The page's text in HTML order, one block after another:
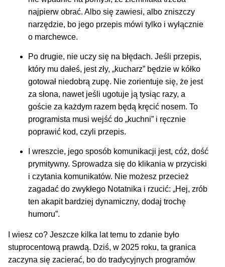
najpierw obrać. Albo się zawiesi, albo zniszczy
narzędzie, bo jego przepis mówi tylko i wyłącznie
o marchewce.
Po drugie, nie uczy się na błędach. Jeśli przepis,
który mu dałeś, jest zły, „kucharz” będzie w kółko
gotował niedobrą zupę. Nie zorientuje się, że jest
za słona, nawet jeśli ugotuje ją tysiąc razy, a
goście za każdym razem będą kręcić nosem. To
programista musi wejść do „kuchni” i ręcznie
poprawić kod, czyli przepis.
I wreszcie, jego sposób komunikacji jest, cóż, dość
prymitywny. Sprowadza się do klikania w przyciski
i czytania komunikatów. Nie możesz przecież
zagadać do zwykłego Notatnika i rzucić: „Hej, zrób
ten akapit bardziej dynamiczny, dodaj trochę
humoru”.
I wiesz co? Jeszcze kilka lat temu to zdanie było
stuprocentową prawdą. Dziś, w 2025 roku, ta granica
zaczyna się zacierać, bo do tradycyjnych programów